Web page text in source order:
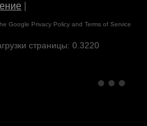
Google Privacy Policy and Terms of Service
страницы: 0.3220